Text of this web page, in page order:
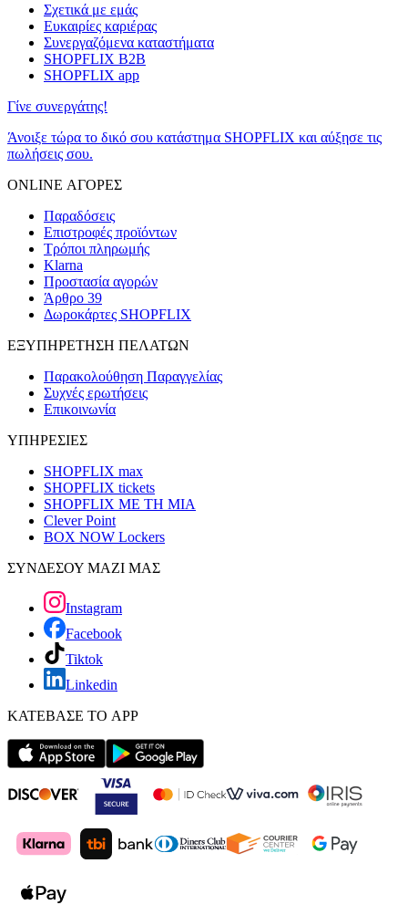
Σχετικά με εμάς
Ευκαιρίες καριέρας
Συνεργαζόμενα καταστήματα
SHOPFLIX B2B
SHOPFLIX app
Γίνε συνεργάτης!
Άνοιξε τώρα το δικό σου κατάστημα SHOPFLIX και αύξησε τις
πωλήσεις σου.
ONLINE ΑΓΟΡΕΣ
Παραδόσεις
Επιστροφές προϊόντων
Τρόποι πληρωμής
Klarna
Προστασία αγορών
Άρθρο 39
Δωροκάρτες SHOPFLIX
ΕΞΥΠΗΡΕΤΗΣΗ ΠΕΛΑΤΩΝ
Παρακολούθηση Παραγγελίας
Συχνές ερωτήσεις
Επικοινωνία
ΥΠΗΡΕΣΙΕΣ
SHOPFLIX max
SHOPFLIX tickets
SHOPFLIX ΜΕ ΤΗ ΜΙΑ
Clever Point
BOX NOW Lockers
ΣΥΝΔΕΣΟΥ ΜΑΖΙ ΜΑΣ
Instagram
Facebook
Tiktok
Linkedin
ΚΑΤΕΒΑΣΕ ΤΟ APP